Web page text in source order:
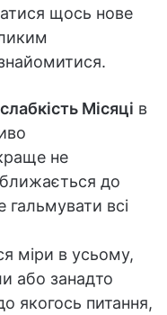
щось нове
слабкість Місяці в
не
до
всі
міри в усьому,
або занадто
якогось питання,